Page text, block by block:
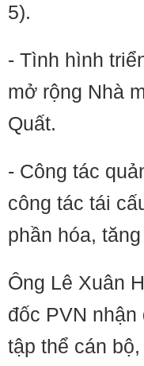
5).
- Tình hình
mở rộng Nhà
Quất.
- Công tác
công tác tái
phần hóa,
Ông Lê Xuân
đốc PVN
tập thể cán